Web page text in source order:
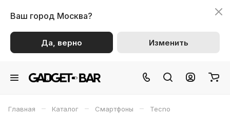
Ваш город Москва?
Да, верно Изменить
Главная – Каталог – Смартфоны – Tecno